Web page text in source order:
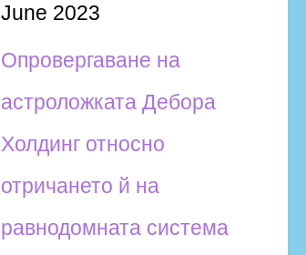
June 2023
Опровергаване на
астроложката Дебора
Холдинг относно
отричането й на
равнодомната система